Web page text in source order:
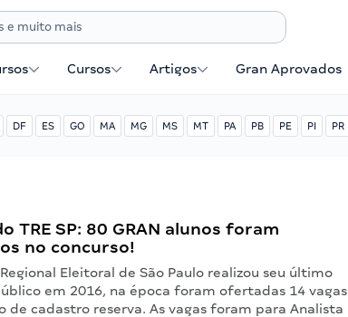
Cursos Artigos Gran Aprovados
DF ES GO MA MG MS MT PA PB PE PI PR
TRE SP: 80 GRAN alunos foram
no concurso!
Eleitoral de São Paulo realizou seu último
em 2016, na época foram ofertadas 14 vagas
de cadastro reserva. As vagas foram para Analista